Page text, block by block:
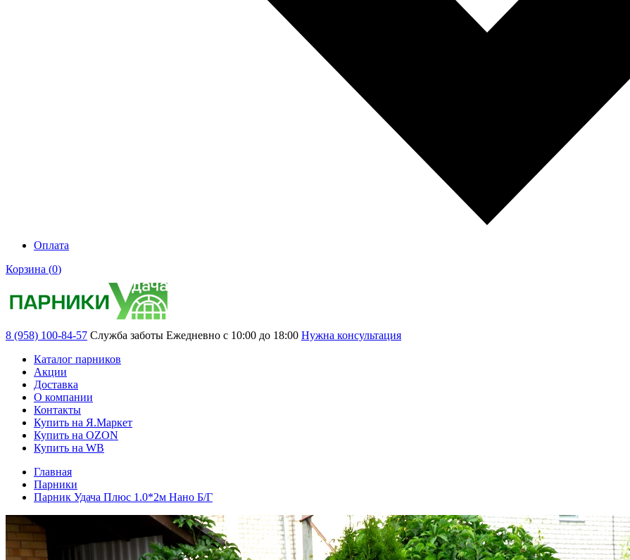
Оплата
Корзина (0)
8 (958) 100-84-57 Служба заботы Ежедневно с 10:00 до 18:00 Нужна консультация
Каталог парников
Акции
Доставка
О компании
Контакты
Купить на Я.Маркет
Купить на OZON
Купить на WB
Главная
Парники
Парник Удача Плюс 1.0*2м Нано Б/Г